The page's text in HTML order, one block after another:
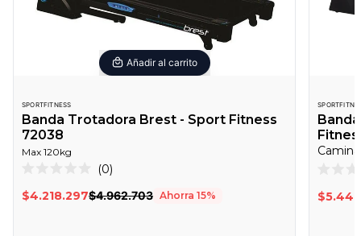
Añadir al carrito
SPORTFITNESS
Banda Trotadora Brest - Sport Fitness
72038
Max 120kg
0
de
0
para
$4.218.297$4.962.703 Ahorra 15% 0
de